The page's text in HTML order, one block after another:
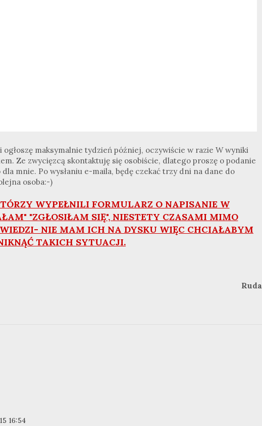
ogłoszę maksymalnie tydzień później, oczywiście w razie W wyniki
Ze zwycięzcą skontaktuję się osobiście, dlatego proszę o podanie
mnie. Po wysłaniu e-maila, będę czekać trzy dni na dane do
osoba:-)
WYPEŁNILI FORMULARZ O NAPISANIE W
"ZGŁOSIŁAM SIĘ", NIESTETY CZASAMI MIMO
NIE MAM ICH NA DYSKU WIĘC CHCIAŁABYM
TAKICH SYTUACJI.
Ruda
16:54